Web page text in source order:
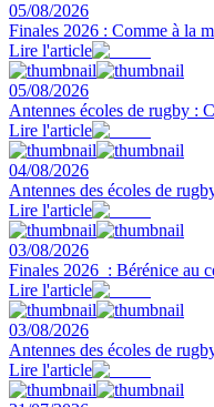
05/08/2026
Finales 2026 : Comme à la
Lire l'article
05/08/2026
Antennes écoles de rugby :
Lire l'article
04/08/2026
Antennes des écoles de
Lire l'article
03/08/2026
Finales 2026 : Bérénice au
Lire l'article
03/08/2026
Antennes des écoles de
Lire l'article